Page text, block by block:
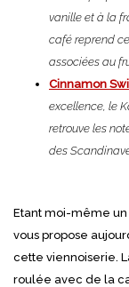
vanille et à la
café reprend
associées au
Cinnamon
excellence, le
retrouve les
des
Etant moi-même
vous propose
cette viennoiserie.
roulée avec de la